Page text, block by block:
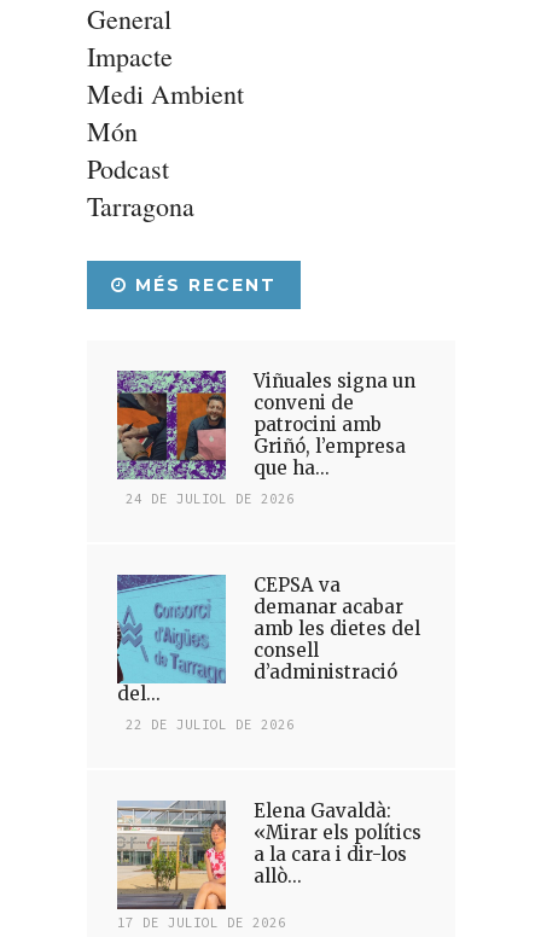
General
Impacte
Medi Ambient
Món
Podcast
Tarragona
MÉS RECENT
Viñuales signa un
conveni de
patrocini amb
Griñó, l’empresa
que ha...
24 DE JULIOL DE 2026
CEPSA va
demanar acabar
amb les dietes del
consell
d’administració
del...
22 DE JULIOL DE 2026
Elena Gavaldà:
«Mirar els polítics
a la cara i dir-los
allò...
17 DE JULIOL DE 2026